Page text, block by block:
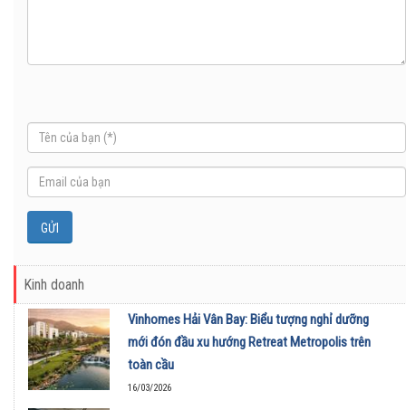
Kinh doanh
Vinhomes Hải Vân Bay: Biểu tượng nghỉ dưỡng
mới đón đầu xu hướng Retreat Metropolis trên
toàn cầu
16/03/2026